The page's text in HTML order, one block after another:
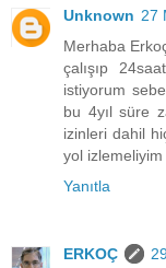
Unknown 27
Merhaba
çalışıp
istiyorum
bu 4yıl süre
izinleri dahil
yol
Yanıtla
ERKOÇ